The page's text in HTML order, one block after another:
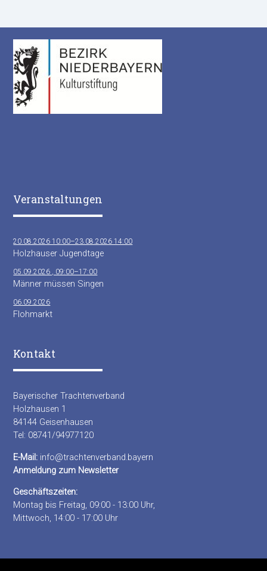
Veranstaltungen
20.08.2026 10:00–23.08.2026 14:00
Holzhauser Jugendtage
05.09.2026 , 09:00–17:00
Männer müssen Singen
06.09.2026
Flohmarkt
Kontakt
Bayerischer Trachtenverband
Holzhausen 1
84144 Geisenhausen
Tel: 08741/94977120
E-Mail: info@trachtenverband.bayern
Anmeldung zum Newsletter
Geschäftszeiten:
Montag bis Freitag, 09:00 - 13:00 Uhr,
Mittwoch, 14:00 - 17:00 Uhr